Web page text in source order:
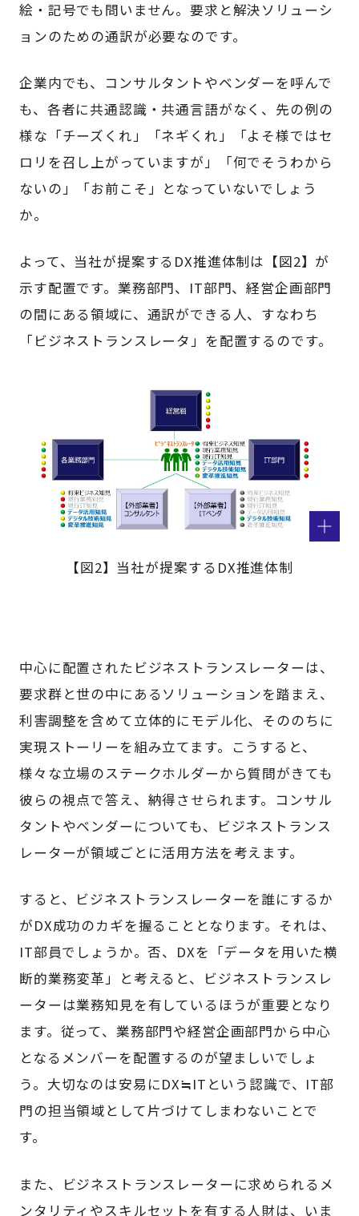
絵・記号でも問いません。要求と解決ソリューシ
ョンのための通訳が必要なのです。
企業内でも、コンサルタントやベンダーを呼んで
も、各者に共通認識・共通言語がなく、先の例の
様な「チーズくれ」「ネギくれ」「よそ様ではセ
ロリを召し上がっていますが」「何でそうわから
ないの」「お前こそ」となっていないでしょう
か。
よって、当社が提案するDX推進体制は【図2】が
示す配置です。業務部門、IT部門、経営企画部門
の間にある領域に、通訳ができる人、すなわち
「ビジネストランスレータ」を配置するのです。
【図2】当社が提案するDX推進体制
中心に配置されたビジネストランスレーターは、
要求群と世の中にあるソリューションを踏まえ、
利害調整を含めて立体的にモデル化、そののちに
実現ストーリーを組み立てます。こうすると、
様々な立場のステークホルダーから質問がきても
彼らの視点で答え、納得させられます。コンサル
タントやベンダーについても、ビジネストランス
レーターが領域ごとに活用方法を考えます。
すると、ビジネストランスレーターを誰にするか
がDX成功のカギを握ることとなります。それは、
IT部員でしょうか。否、DXを「データを用いた横
断的業務変革」と考えると、ビジネストランスレ
ーターは業務知見を有しているほうが重要となり
ます。従って、業務部門や経営企画部門から中心
となるメンバーを配置するのが望ましいでしょ
う。大切なのは安易にDX≒ITという認識で、IT部
門の担当領域として片づけてしまわないことで
す。
また、ビジネストランスレーターに求められるメ
ンタリティやスキルセットを有する人財は、いま